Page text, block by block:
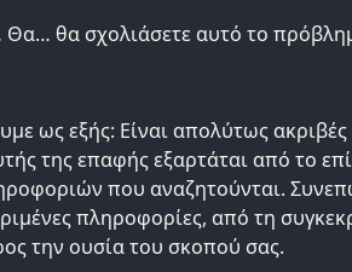
θα σχολιάσετε αυτό το
ως εξής: Είναι απολύτως
της επαφής εξαρτάται από το
που αναζητούνται.
πληροφορίες, από τη
την ουσία του σκοπού σας.